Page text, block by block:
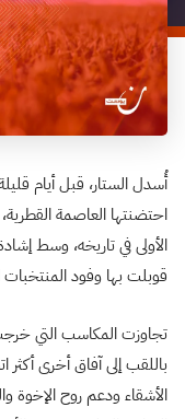
احتضنتها العاصمة
الأولى في تاريخه، وسط
قوبلت بها وفود المنتخبات
تجاوزت المكاسب التي خرجت
باللقب إلى آفاق أخرى
الأشقاء ودعم روح الإخوة